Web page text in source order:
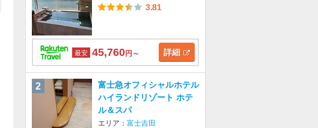
3.81
最安 45,760円～ 詳細
2
富士急オフィシャルホテル
ハイランドリゾート ホテ
ル＆スパ
エリア： 富士吉田